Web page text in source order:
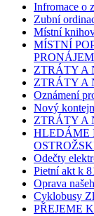
Infromace o
Zubní
Místní
MÍSTNÍ
ZTRÁTY A
ZTRÁTY A
Oznámení
Nový
ZTRÁTY A
HLEDÁME
Odečty
Pietní akt k
Oprava
Cyklobusy
PŘEJEME